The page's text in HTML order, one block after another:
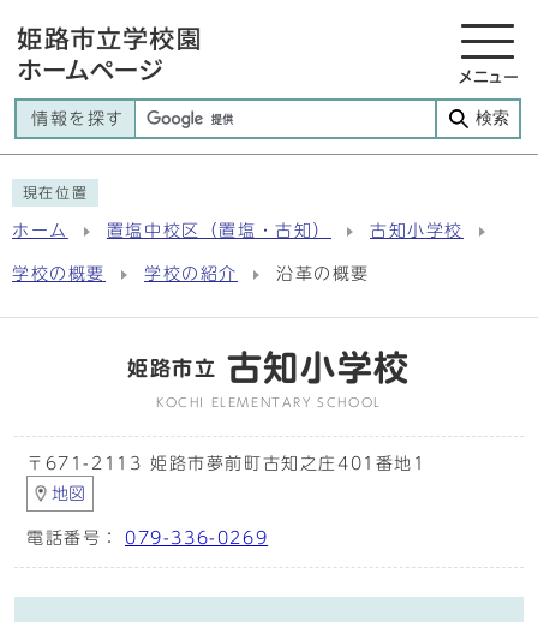
メニュー
情報を探す 検索
現在位置
ホーム 置塩中校区（置塩・古知） 古知小学校
学校の概要 学校の紹介 沿革の概要
姫路市立 古知小学校
KOCHI ELEMENTARY SCHOOL
〒671-2113 姫路市夢前町古知之庄401番地1
地図
電話番号： 079-336-0269